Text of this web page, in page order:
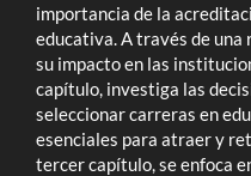
importancia de la
educativa. A través de
su impacto en las
capítulo, investiga las
seleccionar carreras en
esenciales para atraer y
tercer capítulo, se enfoca